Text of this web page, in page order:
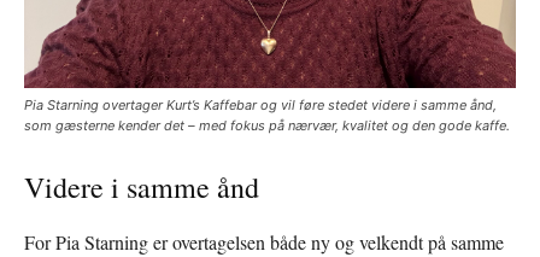
Pia Starning overtager Kurt’s Kaffebar og vil føre stedet videre i samme ånd,
som gæsterne kender det – med fokus på nærvær, kvalitet og den gode kaffe.
Videre i samme ånd
For Pia Starning er overtagelsen både ny og velkendt på samme